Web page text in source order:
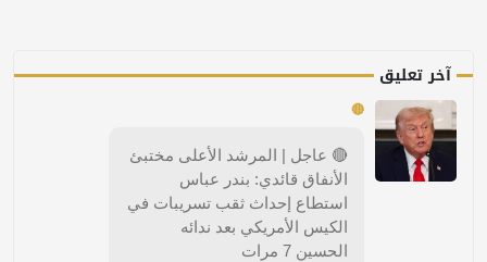
آخر تعليق
🔴
🔴 عاجل | المرشد الأعلى مختبئ
الأنفاق قائدي: بندر عباس
استطاع إحداث ثقب تسريبات في
الكيس الأمريكي بعد ندائه
الحسين 7 مرات